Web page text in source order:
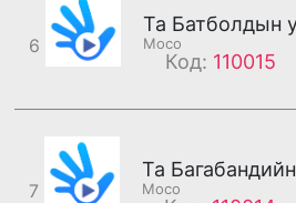
6 Moco
Код: 110015
7 Moco